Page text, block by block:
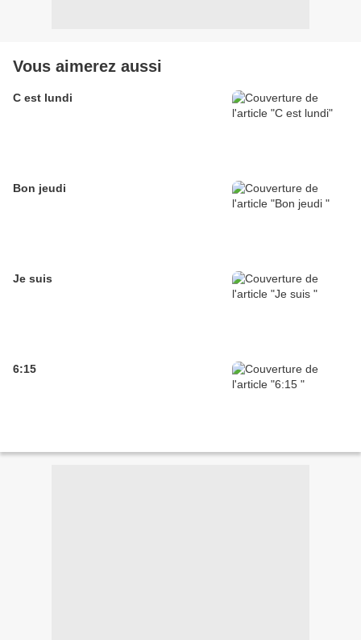
Vous aimerez aussi
C est lundi
Bon jeudi
Je suis
6:15